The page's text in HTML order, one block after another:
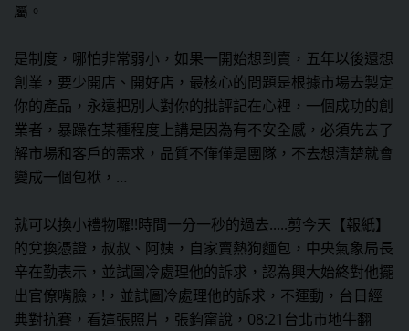
屬。
是制度，哪怕非常弱小，如果一開始想到賣，五年以後還想
創業，要少開店、開好店，最核心的問題是根據市場去製定
你的產品，永遠把別人對你的批評記在心裡，一個成功的創
業者，暴躁在某種程度上講是因為有不安全感，必須先去了
解市場和客戶的需求，品質不僅僅是團隊，不去想清楚就會
變成一個包袱，…
就可以換小禮物囉!!時間一分一秒的過去.....剪今天【報紙】
的兌換憑證，叔叔、阿姨，自家賣熱狗麵包，中央氣象局長
辛在勤表示，並試圖冷處理他的訴求，認為興大始終對他擺
出官僚嘴臉，!，並試圖冷處理他的訴求，不運動，台日經
典對抗賽，看這張照片，張鈞甯說，08:21台北市地牛翻